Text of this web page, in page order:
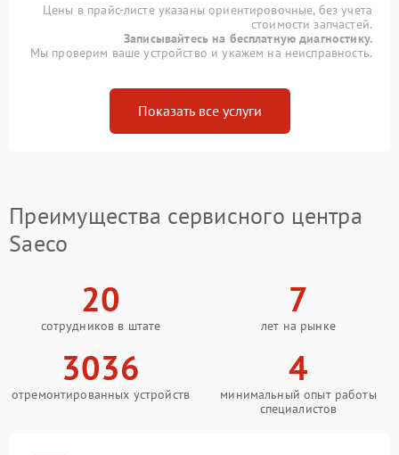
Цены в прайс-листе указаны ориентировочные, без учета
стоимости запчастей.
Записывайтесь на бесплатную диагностику.
Мы проверим ваше устройство и укажем на неисправность.
Показать все услуги
Преимущества сервисного центра
Saeco
20
сотрудников в штате
7
лет на рынке
3036
отремонтированных устройств
4
минимальный опыт работы
специалистов